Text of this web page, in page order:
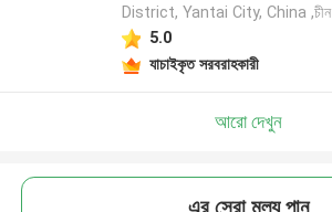
District, Yantai City, China ,চীন
5.0
যাচাইকৃত সরবরাহকারী
আরো দেখুন